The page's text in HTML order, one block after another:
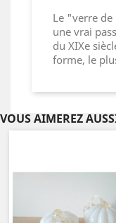
Le "verre
une vrai
du XIXe
forme, le
VOUS AIMEREZ